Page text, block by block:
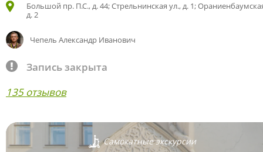
Большой пр. П.С., д. 44; Стрельнинская ул., д. 1;
д. 2
Чепель Александр Иванович
Запись закрыта
135 отзывов
Самокатные экскурсии